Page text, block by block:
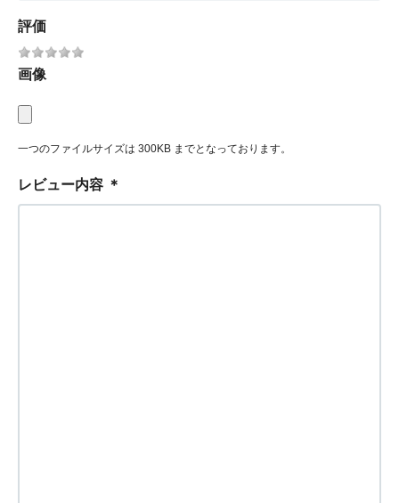
評価
画像
一つのファイルサイズは 300KB までとなっております。
レビュー内容 ＊